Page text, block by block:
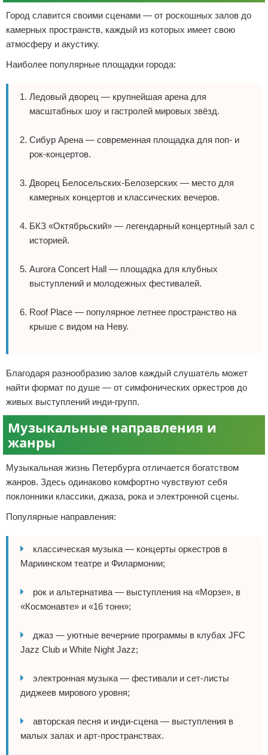
Город славится своими сценами — от роскошных залов до
камерных пространств, каждый из которых имеет свою
атмосферу и акустику.
Наиболее популярные площадки города:
Ледовый дворец — крупнейшая арена для
масштабных шоу и гастролей мировых звёзд.
Сибур Арена — современная площадка для поп- и
рок-концертов.
Дворец Белосельских-Белозерских — место для
камерных концертов и классических вечеров.
БКЗ «Октябрьский» — легендарный концертный зал с
историей.
Aurora Concert Hall — площадка для клубных
выступлений и молодежных фестивалей.
Roof Place — популярное летнее пространство на
крыше с видом на Неву.
Благодаря разнообразию залов каждый слушатель может
найти формат по душе — от симфонических оркестров до
живых выступлений инди-групп.
Музыкальные направления и
жанры
Музыкальная жизнь Петербурга отличается богатством
жанров. Здесь одинаково комфортно чувствуют себя
поклонники классики, джаза, рока и электронной сцены.
Популярные направления:
классическая музыка — концерты оркестров в
Мариинском театре и Филармонии;
рок и альтернатива — выступления на «Морзе», в
«Космонавте» и «16 тонн»;
джаз — уютные вечерние программы в клубах JFC
Jazz Club и White Night Jazz;
электронная музыка — фестивали и сет-листы
диджеев мирового уровня;
авторская песня и инди-сцена — выступления в
малых залах и арт-пространствах.